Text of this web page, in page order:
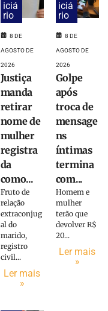
iciá
rio
8 DE
AGOSTO DE
2026
Justiça
manda
retirar
nome de
mulher
registra
da
como...
Fruto de
relação
extraconjug
al do
marido,
registro
civil...
Ler mais
»
iciá
rio
8 DE
AGOSTO DE
2026
Golpe
após
troca de
mensage
ns
íntimas
termina
com...
Homem e
mulher
terão que
devolver R$
20...
Ler mais
»